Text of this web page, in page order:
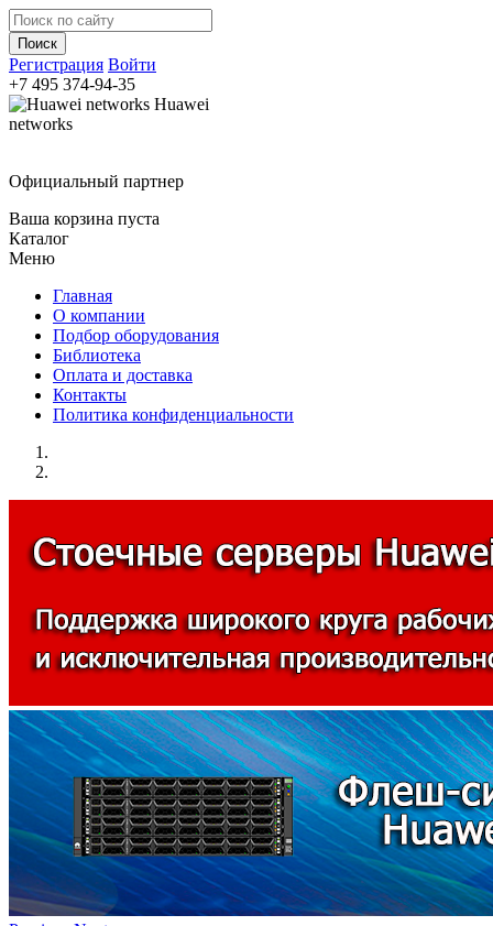
Регистрация Войти
+7 495 374-94-35
Huawei
networks
Официальный партнер
Ваша корзина пуста
Каталог
Меню
Главная
О компании
Подбор оборудования
Библиотека
Оплата и доставка
Контакты
Политика конфиденциальности